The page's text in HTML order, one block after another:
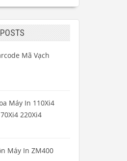
Mã Vạch
Máy In 110Xi4
220Xi4
Máy In ZM400